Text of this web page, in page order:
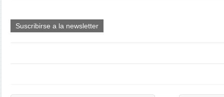
Suscribirse a la newsletter